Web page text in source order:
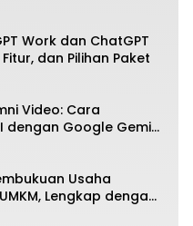
Work dan ChatGPT
dan Pilihan Paket
Video: Cara
dengan Google Gemini
Usaha
Lengkap dengan